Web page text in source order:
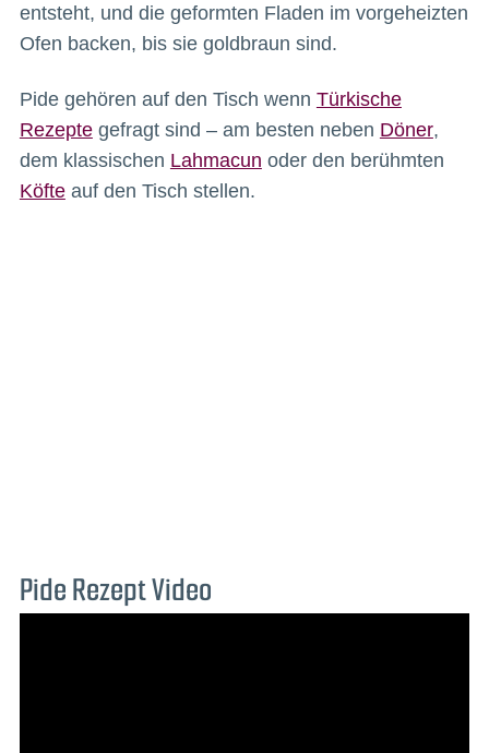
entsteht, und die geformten Fladen im vorgeheizten
Ofen backen, bis sie goldbraun sind.
Pide gehören auf den Tisch wenn Türkische
Rezeptegefragt sind – am besten neben Döner,
dem klassischen Lahmacun oder den berühmten
Köfteauf den Tisch stellen.
Pide Rezept Video